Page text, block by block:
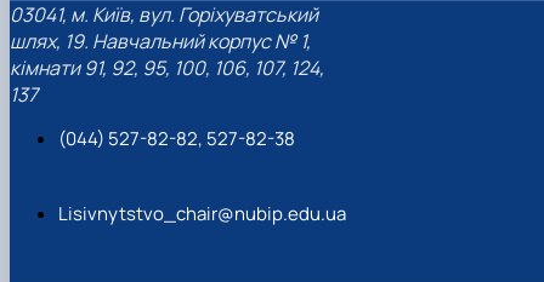
03041, м. Київ, вул. Горіхуватський
шлях, 19. Навчальний корпус № 1,
кімнати 91, 92, 95, 100, 106, 107, 124,
137
(044) 527-82-82, 527-82-38
Lisivnytstvo_chair@nubip.edu.ua